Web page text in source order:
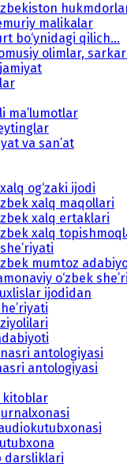
malikalar
bo‘ynidagi qilich...
olimlar,
ma’lumotlar
va san’at
og‘zaki ijodi
xalq maqollari
xalq ertaklari
xalq
mumtoz
o‘zbek
ijodidan
ziyolilari
nasri antologiyasi
antologiyasi
kitoblar
darsliklari